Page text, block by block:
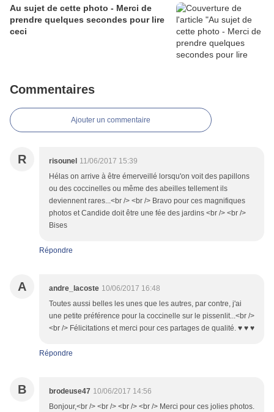
Au sujet de cette photo - Merci de
prendre quelques secondes pour lire
ceci
Commentaires
Ajouter un commentaire
R risounel 11/06/2017 15:39
Hélas on arrive à être émerveillé lorsqu'on voit des papillons
ou des coccinelles ou même des abeilles tellement ils
deviennent rares...<br /> <br /> Bravo pour ces magnifiques
photos et Candide doit être une fée des jardins <br /> <br />
Bises
Répondre
A andre_lacoste 10/06/2017 16:48
Toutes aussi belles les unes que les autres, par contre, j'ai
une petite préférence pour la coccinelle sur le pissenlit...<br />
<br /> Félicitations et merci pour ces partages de qualité. ♥ ♥ ♥
Répondre
B brodeuse47 10/06/2017 14:56
Bonjour,<br /> <br /> <br /> <br /> Merci pour ces jolies photos.